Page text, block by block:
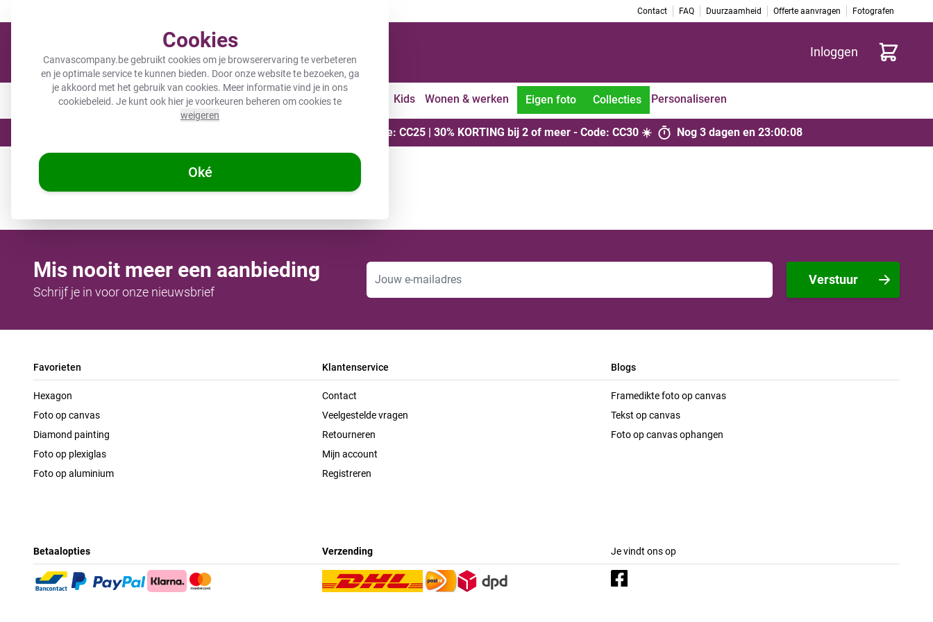
Cookies
Canvascompany.be gebruikt cookies om je browserervaring te verbeteren
en je optimale service te kunnen bieden. Door onze website te bezoeken, ga
je akkoord met het gebruik van cookies. Meer informatie vind je in ons
cookiebeleid. Je kunt ook hier je voorkeuren beheren om cookies te
weigeren
Oké
Contact FAQ Duurzaamheid Offerte aanvragen Fotografen
Inloggen Cart
Canvas Inductiebeschermer Wanddeco Keuken Buiten Kids Wonen & werken Eigen foto Collecties Personaliseren
☀️ ZOMERDEALS: 25% KORTING op 1 product - Code: CC25 | 30% KORTING bij 2 of meer - Code: CC30 ☀️ Nog 3 dagen en 23:00:08
Aluminium schilderij
Mis nooit meer een aanbieding
Schrijf je in voor onze nieuwsbrief
E-mailadres
Verstuur
Favorieten
Hexagon
Foto op canvas
Diamond painting
Foto op plexiglas
Foto op aluminium
Klantenservice
Contact
Veelgestelde vragen
Retourneren
Mijn account
Registreren
Blogs
Framedikte foto op canvas
Tekst op canvas
Foto op canvas ophangen
Betaalopties Verzending Je vindt ons op